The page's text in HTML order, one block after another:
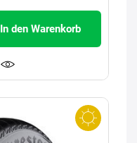
In den Warenkorb